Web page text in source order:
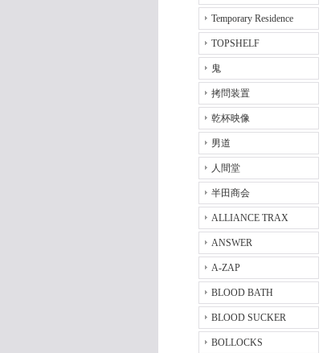
Temporary Residence
TOPSHELF
鬼
拷問装置
乾杯映像
男道
人間堂
半田商会
ALLIANCE TRAX
ANSWER
A-ZAP
BLOOD BATH
BLOOD SUCKER
BOLLOCKS